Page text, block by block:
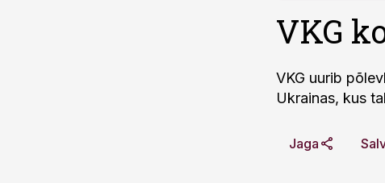
VKG
VKG uurib
Ukrainas, kus
Jaga